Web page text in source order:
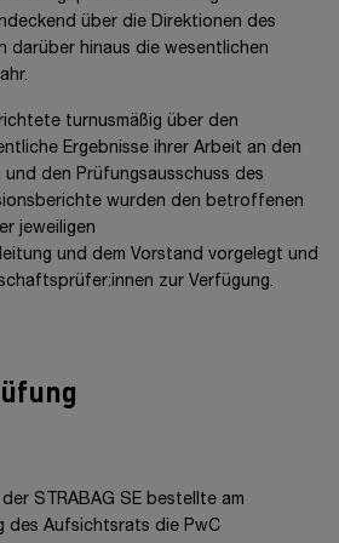
über die Direktionen des
darüber hinaus die wesentlichen
turnusmäßig über den
Ergebnisse ihrer Arbeit an den
den Prüfungsausschuss des
wurden den betroffenen
jeweiligen
und dem Vorstand vorgelegt und
zur Verfügung.
der STRABAG SE bestellte am
des Aufsichtsrats die PwC